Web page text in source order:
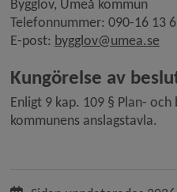
Bygglov, Umeå kommun
Telefonnummer: 090-16 13
E-post: bygglov@umea.se
Kungörelse av
Enligt 9 kap. 109 § Plan-
kommunens anslagstavla.